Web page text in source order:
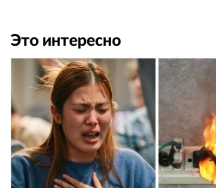
Это интересно